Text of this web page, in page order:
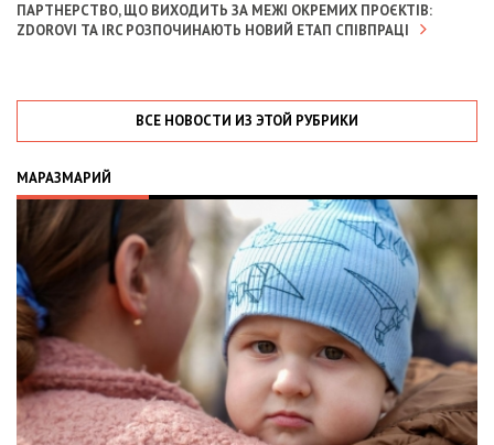
ПАРТНЕРСТВО, ЩО ВИХОДИТЬ ЗА МЕЖІ ОКРЕМИХ ПРОЄКТІВ:
ZDOROVI ТА IRC РОЗПОЧИНАЮТЬ НОВИЙ ЕТАП СПІВПРАЦІ
ВСЕ НОВОСТИ ИЗ ЭТОЙ РУБРИКИ
МАРАЗМАРИЙ